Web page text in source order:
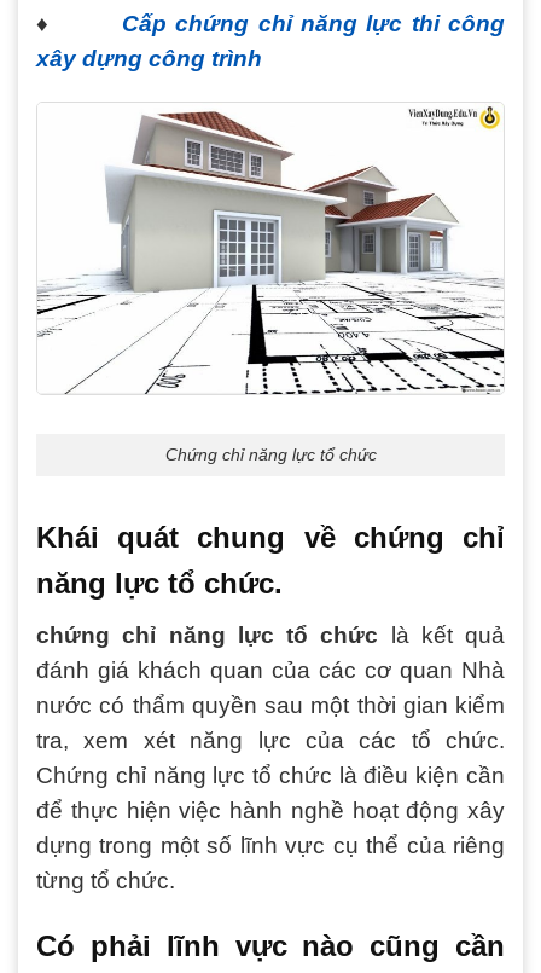
♦ Cấp chứng chỉ năng lực thi công
xây dựng công trình
Chứng chỉ năng lực tổ chức
Khái quát chung về chứng chỉ
năng lực tổ chức.
chứng chỉ năng lực tổ chức là kết quả
đánh giá khách quan của các cơ quan Nhà
nước có thẩm quyền sau một thời gian kiểm
tra, xem xét năng lực của các tổ chức.
Chứng chỉ năng lực tổ chức là điều kiện cần
để thực hiện việc hành nghề hoạt động xây
dựng trong một số lĩnh vực cụ thể của riêng
từng tổ chức.
Có phải lĩnh vực nào cũng cần